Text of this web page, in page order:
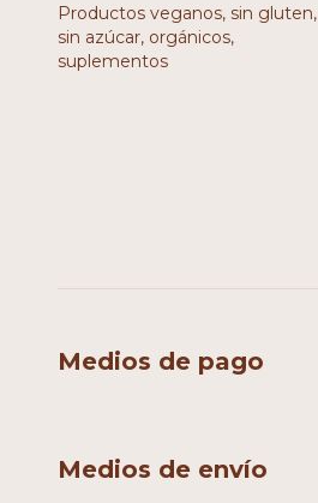
Productos veganos, sin gluten,
sin azúcar, orgánicos,
suplementos
Medios de pago
Medios de envío